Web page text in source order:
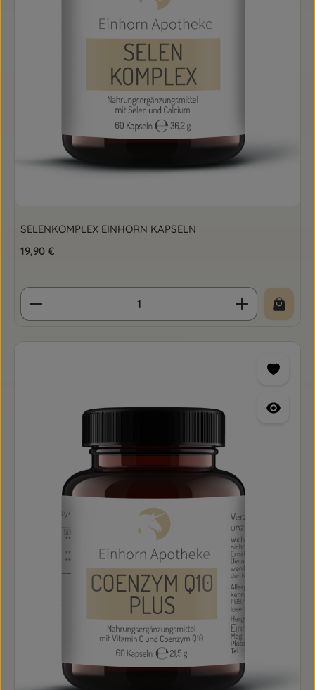
SELENKOMPLEX EINHORN KAPSELN
Regulärer Preis:
19,90 €
Produkt Anzahl: Gib den gewünschten Wert